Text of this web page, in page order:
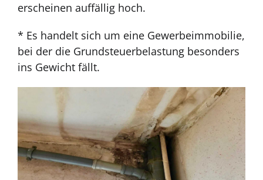
erscheinen auffällig hoch.
* Es handelt sich um eine Gewerbeimmobilie,
bei der die Grundsteuerbelastung besonders
ins Gewicht fällt.